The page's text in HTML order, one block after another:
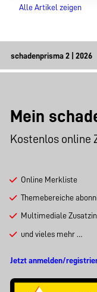
Alle Artikel zeigen
Mein
Kostenlos online
Online Merkliste
Themebereiche
Multimediale
und vieles mehr …
Jetzt anmelden/